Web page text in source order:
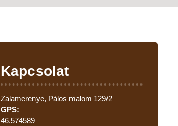
Kapcsolat
Zalamerenye, Pálos malom 129/2
GPS:
46.574589